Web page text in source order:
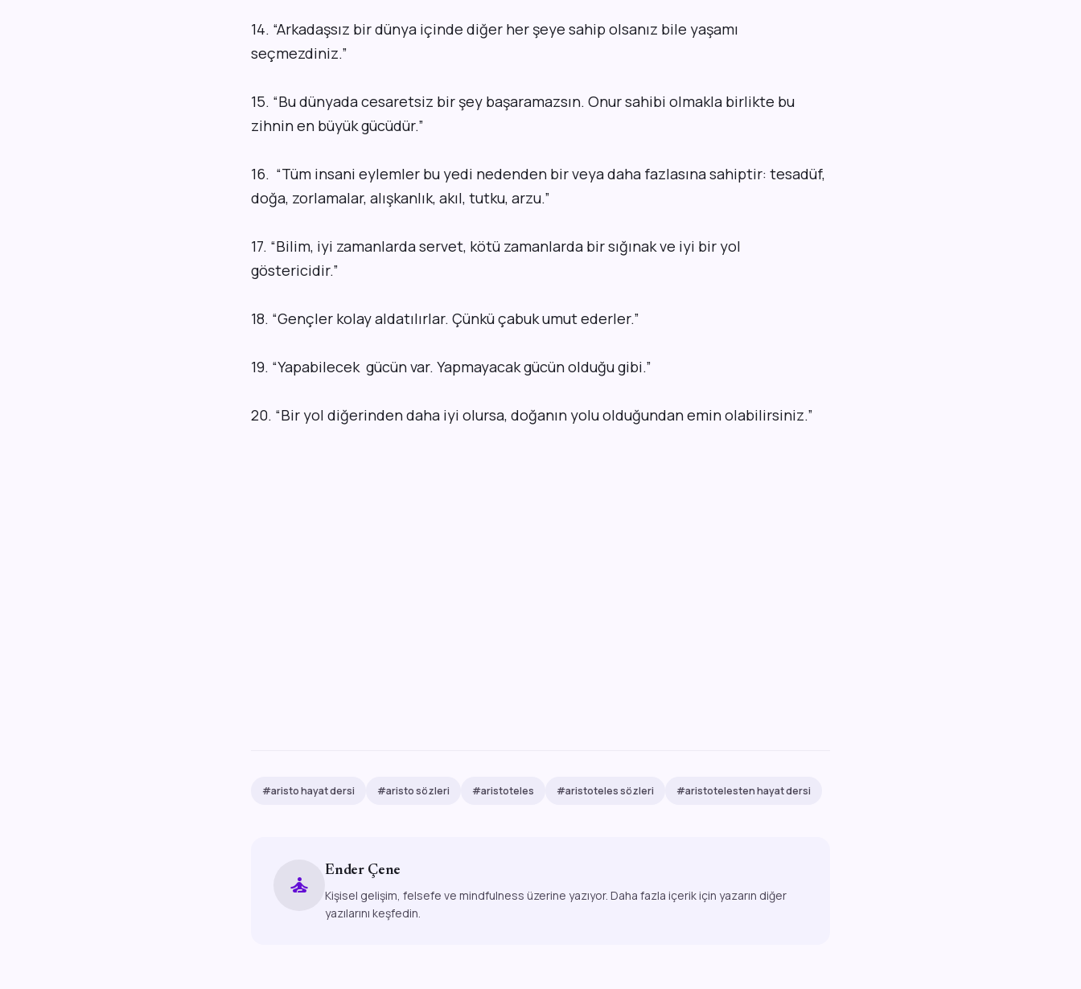
14. “Arkadaşsız bir dünya içinde diğer her şeye sahip olsanız bile yaşamı
seçmezdiniz.”
15. “Bu dünyada cesaretsiz bir şey başaramazsın. Onur sahibi olmakla birlikte bu
zihnin en büyük gücüdür.”
16. “Tüm insani eylemler bu yedi nedenden bir veya daha fazlasına sahiptir: tesadüf,
doğa, zorlamalar, alışkanlık, akıl, tutku, arzu.”
17. “Bilim, iyi zamanlarda servet, kötü zamanlarda bir sığınak ve iyi bir yol
göstericidir.”
18. “Gençler kolay aldatılırlar. Çünkü çabuk umut ederler.”
19. “Yapabilecek gücün var. Yapmayacak gücün olduğu gibi.”
20. “Bir yol diğerinden daha iyi olursa, doğanın yolu olduğundan emin olabilirsiniz.”
#aristo hayat dersi #aristo sözleri #aristoteles #aristoteles sözleri #aristotelesten hayat dersi
self_improvement
Ender Çene
Kişisel gelişim, felsefe ve mindfulness üzerine yazıyor. Daha fazla içerik için yazarın diğer
yazılarını keşfedin.